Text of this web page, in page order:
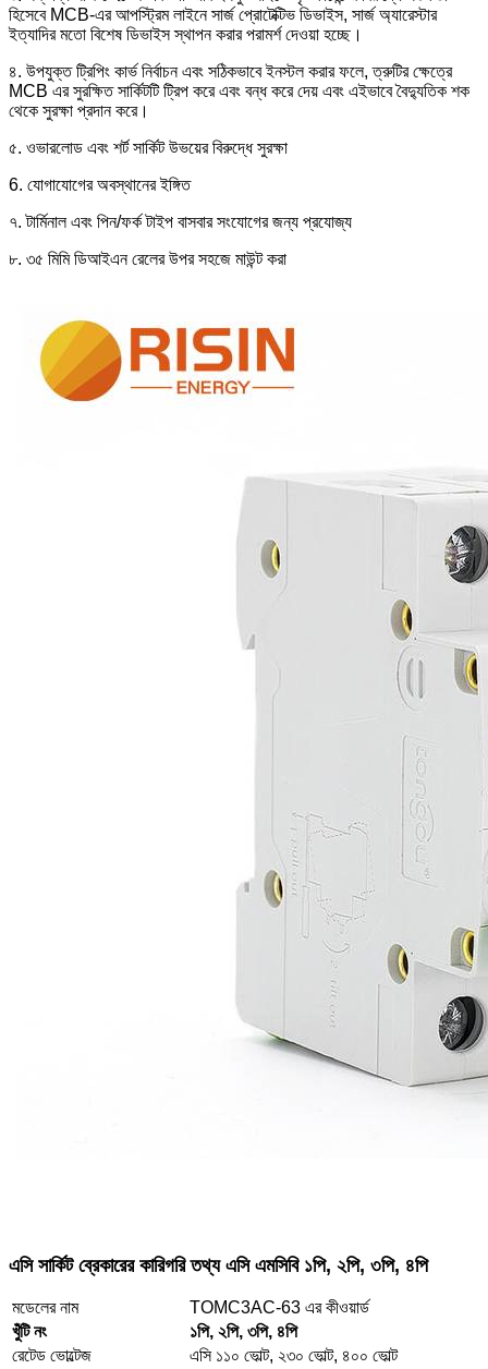
হিসেবে MCB-এর আপস্ট্রিম লাইনে সার্জ প্রোটেক্টিভ ডিভাইস, সার্জ অ্যারেস্টার
ইত্যাদির মতো বিশেষ ডিভাইস স্থাপন করার পরামর্শ দেওয়া হচ্ছে।
৪. উপযুক্ত ট্রিপিং কার্ভ নির্বাচন এবং সঠিকভাবে ইনস্টল করার ফলে, ত্রুটির ক্ষেত্রে
MCB এর সুরক্ষিত সার্কিটটি ট্রিপ করে এবং বন্ধ করে দেয় এবং এইভাবে বৈদ্যুতিক শক
থেকে সুরক্ষা প্রদান করে।
৫. ওভারলোড এবং শর্ট সার্কিট উভয়ের বিরুদ্ধে সুরক্ষা
6. যোগাযোগের অবস্থানের ইঙ্গিত
৭. টার্মিনাল এবং পিন/ফর্ক টাইপ বাসবার সংযোগের জন্য প্রযোজ্য
৮. ৩৫ মিমি ডিআইএন রেলের উপর সহজে মাউন্ট করা
এসি সার্কিট ব্রেকারের কারিগরি তথ্য এসি এমসিবি ১পি, ২পি, ৩পি, ৪পি
মডেলের নাম
TOMC3AC-63 এর কীওয়ার্ড
খুঁটি নং
১পি, ২পি, ৩পি, ৪পি
রেটেড ভোল্টেজ
এসি ১১০ ভোল্ট, ২৩০ ভোল্ট, ৪০০ ভোল্ট